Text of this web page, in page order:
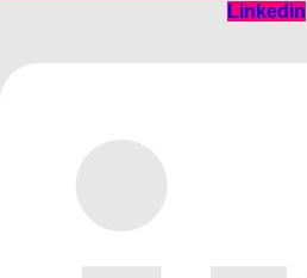
Linkedin